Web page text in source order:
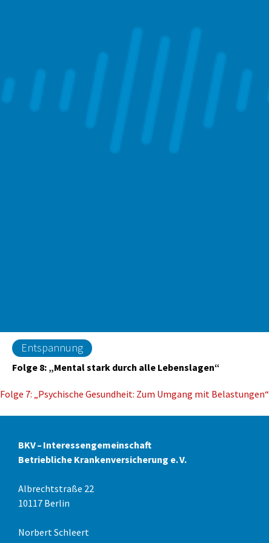
Entspannung
Folge 8: „Mental stark durch alle Lebenslagen“
Beitrags-
Navigation
Folge 7: „Psychische Gesundheit: Zum Umgang mit Belastungen“
BKV – Interessengemeinschaft
Betriebliche Krankenversicherung e. V.
Albrechtstraße 22
10117 Berlin
Norbert Schleert